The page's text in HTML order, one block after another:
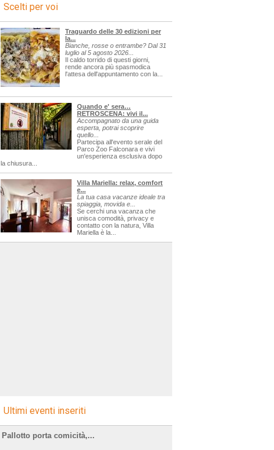
Scelti per voi
Traguardo delle 30 edizioni per
la...
Bianche, rosse o entrambe? Dal 31
luglio al 5 agosto 2026...
Il caldo torrido di questi giorni,
rende ancora più spasmodica
l'attesa dell'appuntamento con la...
Quando e' sera…
RETROSCENA: vivi il...
Accompagnato da una guida
esperta, potrai scoprire
quello...
Partecipa all'evento serale del
Parco Zoo Falconara e vivi
un'esperienza esclusiva dopo
la chiusura...
Villa Mariella: relax, comfort
e...
La tua casa vacanze ideale tra
spiaggia, movida e...
Se cerchi una vacanza che
unisca comodità, privacy e
contatto con la natura, Villa
Mariella è la...
Ultimi eventi inseriti
Pallotto porta comicità,...